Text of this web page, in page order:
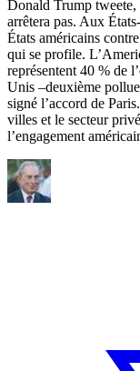
Donald Trump tweete,
arrêtera pas. Aux
États américains
qui se profile.
représentent 40 % de
Unis –deuxième
signé l’accord de
villes et le secteur
l’engagement